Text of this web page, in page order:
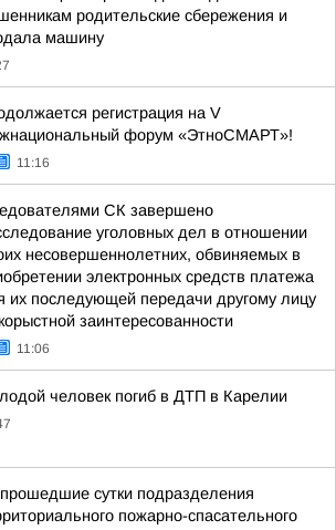
родительские сбережения и
машину
регистрация на V
форум «ЭтноСМАРТ»!
11:16
СК завершено
уголовных дел в отношении
несовершеннолетних, обвиняемых в
электронных средств платежа
их последующей передачи другому лицу
заинтересованности
11:06
человек погиб в ДТП в Карелии
сутки подразделения
пожарно-спасательного